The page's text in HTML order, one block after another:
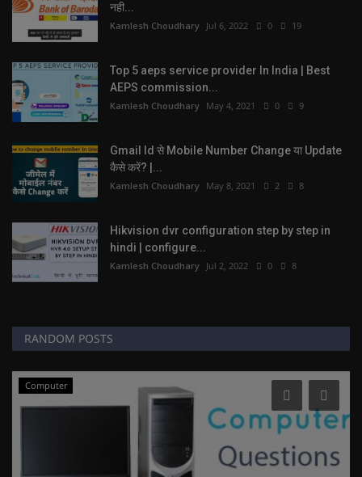
नही...
Kamlesh Choudhary Jul 6, 2022 0 19
Top 5 aeps service provider In India | Best
AEPS commission...
Kamlesh Choudhary May 4, 2021 0 9
Gmail Id से Mobile Number Change या Update
कैसे करें? |...
Kamlesh Choudhary May 8, 2021 2 8
Hikvision dvr configuration step by step in
hindi | configure...
Kamlesh Choudhary Jul 2, 2022 0 8
RANDOM POSTS
Computer